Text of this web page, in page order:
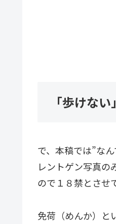
「歩けな
で、本稿では”な
レントゲン写真の
ので１８禁とさせ
免荷（めんか）と